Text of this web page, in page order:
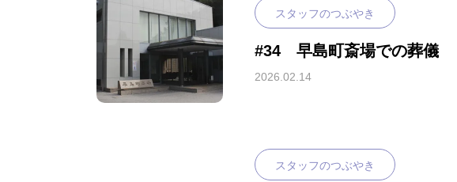
スタッフのつぶやき
#34 早島町斎場での葬儀
2026.02.14
スタッフのつぶやき